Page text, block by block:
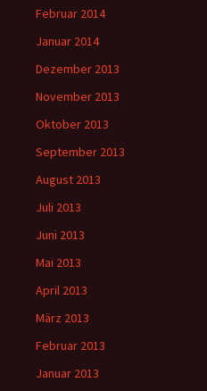
Februar 2014
Januar 2014
Dezember 2013
November 2013
Oktober 2013
September 2013
August 2013
Juli 2013
Juni 2013
Mai 2013
April 2013
März 2013
Februar 2013
Januar 2013